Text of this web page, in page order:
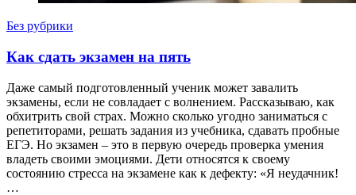
Без рубрики
Как сдать экзамен на пять
Даже самый подготовленный ученик может завалить
экзамены, если не совладает с волнением. Рассказываю, как
обхитрить свой страх. Можно сколько угодно заниматься с
репетиторами, решать задания из учебника, сдавать пробные
ЕГЭ. Но экзамен – это в первую очередь проверка умения
владеть своими эмоциями. Дети относятся к своему
состоянию стресса на экзамене как к дефекту: «Я неудачник!
…